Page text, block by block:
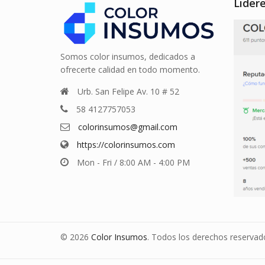
Somos color insumos, dedicados a
ofrecerte calidad en todo momento.
Urb. San Felipe Av. 10 # 52
58 4127757053
colorinsumos@gmail.com
https://colorinsumos.com
Mon - Fri / 8:00 AM - 4:00 PM
© 2026 Color Insumos. Todos los derechos